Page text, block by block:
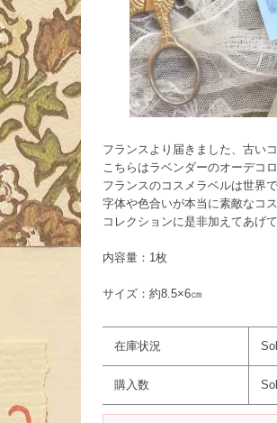
フランスより届きました、古い
こちらはラベンダーのオーデコ
フランスのコスメラベルは世界
字体や色合いが本当に素敵なコ
コレクションに是非加えてあげて
内容量：1枚
サイズ：約8.5×6㎝
在庫状況
購入数